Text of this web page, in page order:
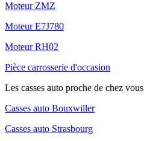
Moteur ZMZ
Moteur E7J780
Moteur RH02
Pièce carrosserie d'occasion
Les casses auto proche de chez vous
Casses auto Bouxwiller
Casses auto Strasbourg